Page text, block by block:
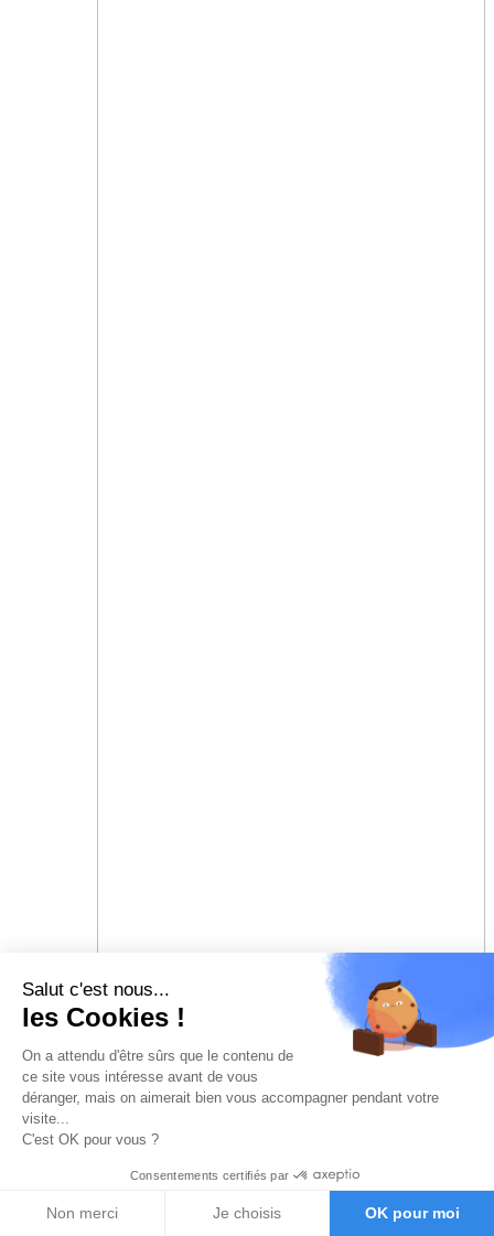
Salut c'est nous...
les Cookies !
On a attendu d'être sûrs que le contenu de
ce site vous intéresse avant de vous
déranger, mais on aimerait bien vous accompagner pendant votre
visite...
C'est OK pour vous ?
Consentements certifiés par
Non merci Je choisis OK pour moi